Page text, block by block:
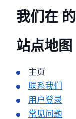
我们在
站点地图
主页
联系我们
用户登录
常见问题